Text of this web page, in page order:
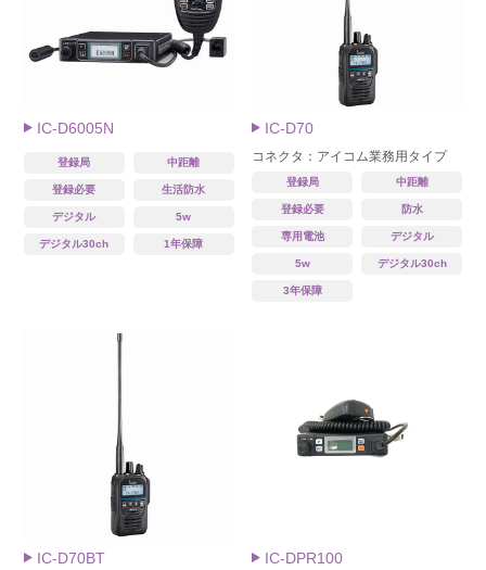
IC-D6005N
登録局 中距離
登録必要 生活防水
デジタル 5w
デジタル30ch 1年保障
IC-D70
コネクタ：アイコム業務用タイプ
登録局 中距離
登録必要 防水
専用電池 デジタル
5w デジタル30ch
3年保障
IC-D70BT IC-DPR100